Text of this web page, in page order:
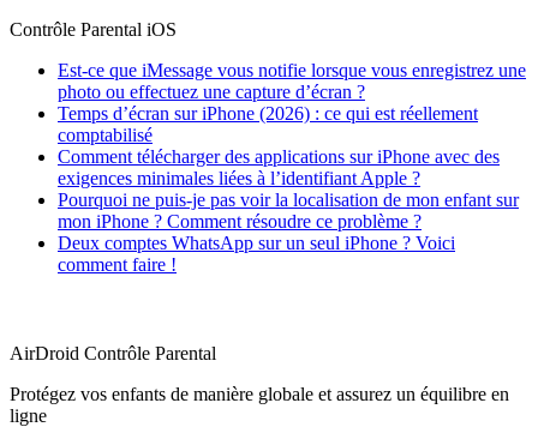
Contrôle Parental iOS
Est-ce que iMessage vous notifie lorsque vous enregistrez une
photo ou effectuez une capture d’écran ?
Temps d’écran sur iPhone (2026) : ce qui est réellement
comptabilisé
Comment télécharger des applications sur iPhone avec des
exigences minimales liées à l’identifiant Apple ?
Pourquoi ne puis-je pas voir la localisation de mon enfant sur
mon iPhone ? Comment résoudre ce problème ?
Deux comptes WhatsApp sur un seul iPhone ? Voici
comment faire !
AirDroid Contrôle Parental
Protégez vos enfants de manière globale et assurez un équilibre en
ligne